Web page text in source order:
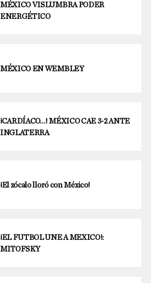
MÉXICO VISLUMBRA PODER
ENERGÉTICO
MÉXICO EN WEMBLEY
¡CARDÍACO…! MÉXICO CAE 3-2 ANTE
INGLATERRA
¡El zócalo lloró con México!
¡EL FUTBOL UNE A MEXICO!:
MITOFSKY